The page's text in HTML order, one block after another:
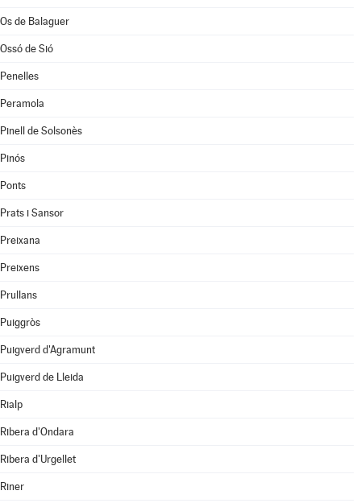
Os de Balaguer
Ossó de Sió
Penelles
Peramola
Pinell de Solsonès
Pinós
Ponts
Prats i Sansor
Preixana
Preixens
Prullans
Puiggròs
Puigverd d'Agramunt
Puigverd de Lleida
Rialp
Ribera d'Ondara
Ribera d'Urgellet
Riner